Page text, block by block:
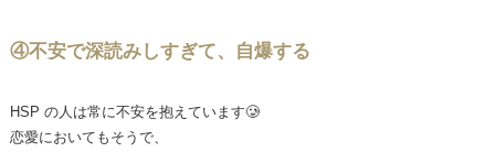
④不安で深読みしすぎて、自爆する
HSP の人は常に不安を抱えています🥲
恋愛においてもそうで、